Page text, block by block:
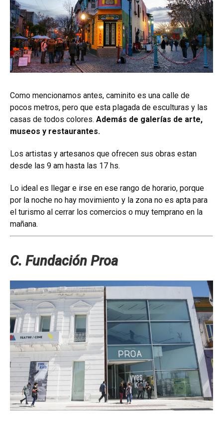
Como mencionamos antes, caminito es una calle de
pocos metros, pero que esta plagada de esculturas y las
casas de todos colores. Además de galerías de arte,
museos y restaurantes.
Los artistas y artesanos que ofrecen sus obras estan
desde las 9 am hasta las 17 hs.
Lo ideal es llegar e irse en ese rango de horario, porque
por la noche no hay movimiento y la zona no es apta para
el turismo al cerrar los comercios o muy temprano en la
mañana.
C. Fundación Proa